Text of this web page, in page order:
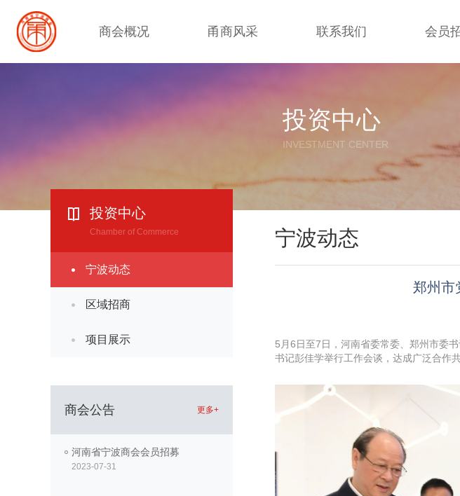
商会概况 甬商风采 联系我们 会员
投资中心
INVESTMENT CENTER
投资中心
Chamber of Commerce
宁波动态
区域招商
项目展示
商会公告 更多+
河南省宁波商会会员招募
2023-07-31
宁波动态
郑州市
5月6日至7日，河南省委常委、郑州市委
书记彭佳学举行工作会谈，达成广泛合作共